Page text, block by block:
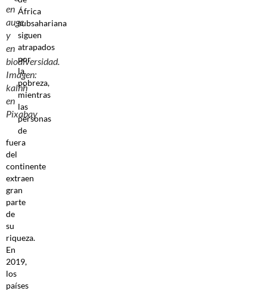
en
auge
y
en
biodiversidad.
Imagen:
kalhh
en
Pixabay
África
subsahariana
siguen
atrapados
por
la
pobreza,
mientras
las
personas
de
fuera
del
continente
extraen
gran
parte
de
su
riqueza.
En
2019,
los
países